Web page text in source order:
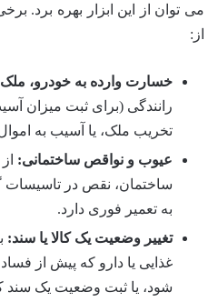
می توان از این ابزار بهره برد.
از:
خسارت وارده به خودرو، ملک
رانندگی (برای ثبت میزان
تخریب ملک، یا آسیب به
عیوب و نواقص ساختمانی:
ساختمان، نقص در تاسیسات
به تعمیر فوری دارد.
تغییر وضعیت یک کالا یا سند:
غذایی یا دارو که پیش از
شود، یا ثبت وضعیت یک